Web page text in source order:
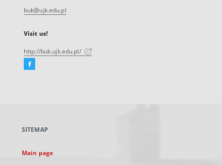
buk@ujk.edu.pl
Visit us!
http://buk.ujk.edu.pl/
Facebook
new
SITEMAP
Main page